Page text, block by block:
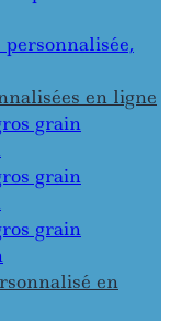
personnalisée,
en ligne
grain
grain
grain
en